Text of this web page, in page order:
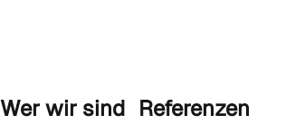
Wer wir sind Referenzen